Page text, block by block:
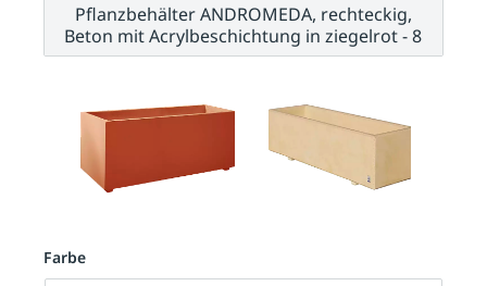
Farbe
Pflanzbehälter ANDROMEDA, rechteckig,
Beton mit Acrylbeschichtung in ziegelrot - 8